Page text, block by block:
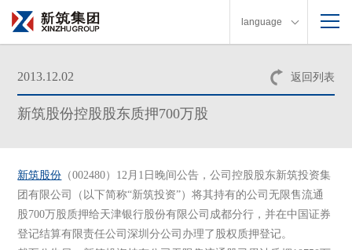
language
返回列表
2013.12.02
新筑股份控股股东质押700万股
新筑股份 （002480）12月1日晚间公告，公司控股股东新筑投资集
团有限公司（以下简称“新筑投资”）将其持有的公司无限售流通
股700万股质押给天津银行股份有限公司成都分行，并在中国证券
登记结算有限责任公司深圳分公司办理了股权质押登记。